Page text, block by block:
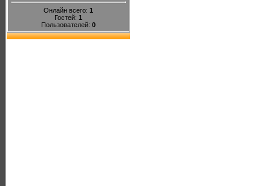
Онлайн всего: 1
Гостей: 1
Пользователей: 0